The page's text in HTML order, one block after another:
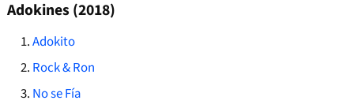
Adokines (2018)
Adokito
Rock & Ron
No se Fía